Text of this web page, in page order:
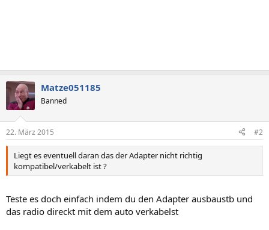
Matze051185
Banned
22. März 2015 #2
Liegt es eventuell daran das der Adapter nicht richtig
kompatibel/verkabelt ist ?
Teste es doch einfach indem du den Adapter ausbaustb und
das radio direckt mit dem auto verkabelst